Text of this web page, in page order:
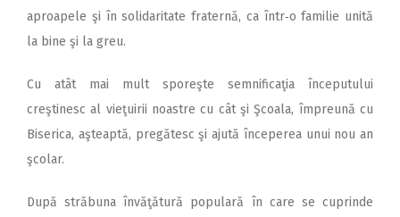
aproapele şi în solidaritate fraternă, ca într‑o familie unită
la bine şi la greu.
Cu atât mai mult sporeşte semnificaţia începutului
creştinesc al vieţuirii noastre cu cât şi Şcoala, împreună cu
Biserica, aşteaptă, pregătesc şi ajută începerea unui nou an
şcolar.
După străbuna învăţătură populară în care se cuprinde